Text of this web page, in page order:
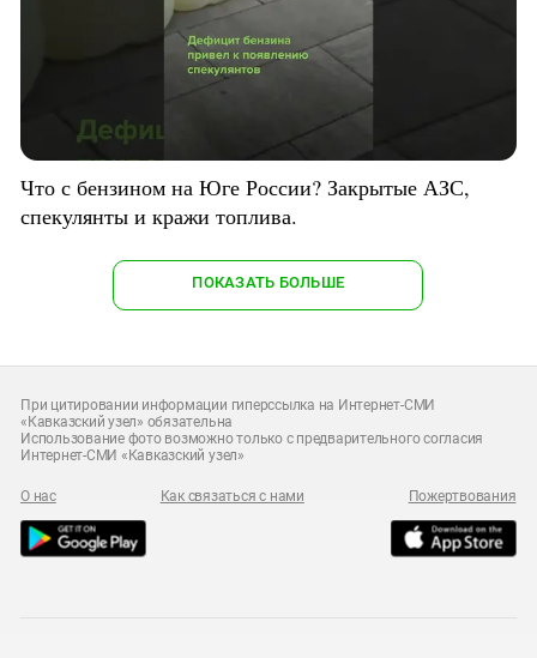
Что с бензином на Юге России? Закрытые АЗС,
спекулянты и кражи топлива.
ПОКАЗАТЬ БОЛЬШЕ
При цитировании информации гиперссылка на Интернет-СМИ
«Кавказский узел» обязательна
Использование фото возможно только с предварительного согласия
Интернет-СМИ «Кавказский узел»
О нас Как связаться с нами Пожертвования